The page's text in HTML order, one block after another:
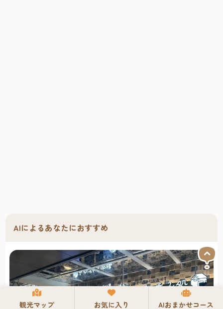
AIによるあなたにおすすめ
観光マップ お気に入り AIおまかせコース